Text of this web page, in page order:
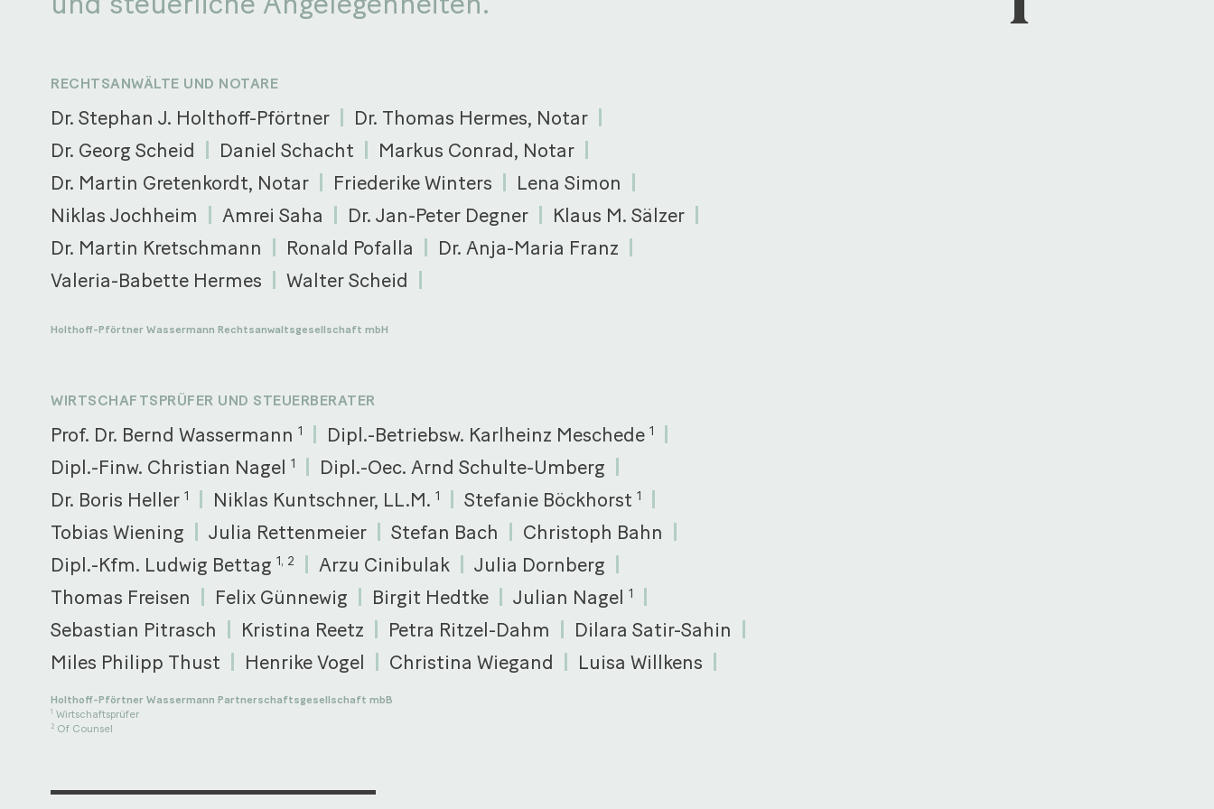
RECHTSANWÄLTE UND NOTARE
Dr. Stephan J. Holthoff-Pförtner
Dr. Thomas Hermes, Notar
Dr. Georg Scheid
Daniel Schacht
Markus Conrad, Notar
Dr. Martin Gretenkordt, Notar
Friederike Winters
Lena Simon
Niklas Jochheim
Amrei Saha Dr. Jan-Peter Degner
Klaus M. Sälzer
Dr. Martin Kretschmann
Ronald Pofalla
Dr. Anja-Maria Franz
Valeria-Babette Hermes
Walter Scheid
Holthoff-Pförtner Wassermann Rechtsanwaltsgesellschaft mbH
WIRTSCHAFTSPRÜFER UND STEUERBERATER
Prof. Dr. Bernd Wassermann 1 Dipl.-Betriebsw. Karlheinz Meschede 1
Dipl.-Finw. Christian Nagel 1
Dipl.-Oec. Arnd Schulte-Umberg
Dr. Boris Heller 1 Niklas Kuntschner, LL.M. 1 Stefanie Böckhorst 1
Tobias Wiening Julia Rettenmeier Stefan Bach
Christoph Bahn
Dipl.-Kfm. Ludwig Bettag 1, 2 Arzu Cinibulak
Julia Dornberg
Thomas Freisen
Felix Günnewig Birgit Hedtke Julian Nagel 1
Sebastian Pitrasch Kristina Reetz Petra Ritzel-Dahm
Dilara Satir-Sahin
Miles Philipp Thust
Henrike Vogel Christina Wiegand Luisa Willkens
Holthoff-Pförtner Wassermann Partnerschaftsgesellschaft mbB
1 Wirtschaftsprüfer
2 Of Counsel